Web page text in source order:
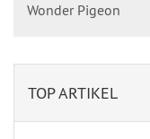
Wonder Pigeon
TOP ARTIKEL